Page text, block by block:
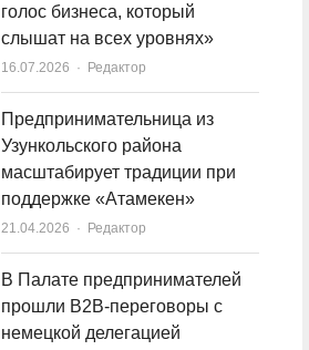
голос бизнеса, который
слышат на всех уровнях»
16.07.2026 Author
Редактор
Предпринимательница из
Узункольского района
масштабирует традиции при
поддержке «Атамекен»
21.04.2026 Author
Редактор
В Палате предпринимателей
прошли B2B-переговоры с
немецкой делегацией